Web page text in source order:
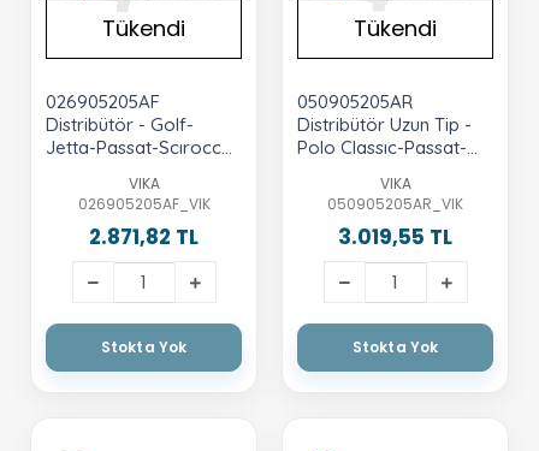
Tükendi
026905205AF
Distribütör - Golf-
Jetta-Passat-Scırocco-
1985-1992VIKA
026905205AF_VIK
2.871,82 TL
Stokta Yok
Tükendi
050905205AR
Distribütör Uzun Tip -
Polo Classıc-Passat-
Cordoba-1.6 Lt.-Aft-
Adp-Aek-Ahl
VIKA
050905205AR_VIK
3.019,55 TL
Stokta Yok